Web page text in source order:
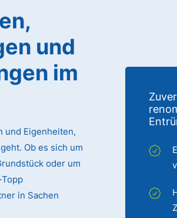
und
im
und Eigenheiten,
Ob es sich um
oder um
in Sachen